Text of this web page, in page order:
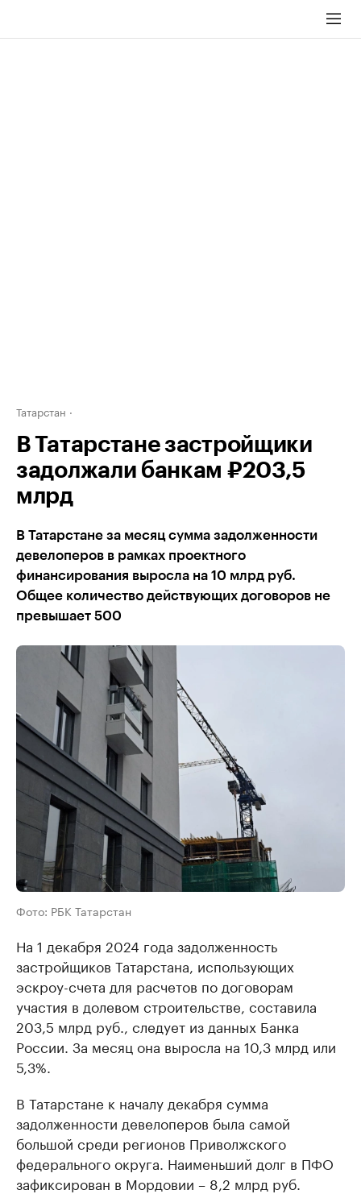
Татарстан
В Татарстане застройщики
задолжали банкам ₽203,5
млрд
В Татарстане за месяц сумма задолженности
девелоперов в рамках проектного
финансирования выросла на 10 млрд руб.
Общее количество действующих договоров не
превышает 500
Фото: РБК Татарстан
На 1 декабря 2024 года задолженность
застройщиков Татарстана, использующих
эскроу-счета для расчетов по договорам
участия в долевом строительстве, составила
203,5 млрд руб., следует из данных Банка
России. За месяц она выросла на 10,3 млрд или
5,3%.
В Татарстане к началу декабря сумма
задолженности девелоперов была самой
большой среди регионов Приволжского
федерального округа. Наименьший долг в ПФО
зафиксирован в Мордовии – 8,2 млрд руб.